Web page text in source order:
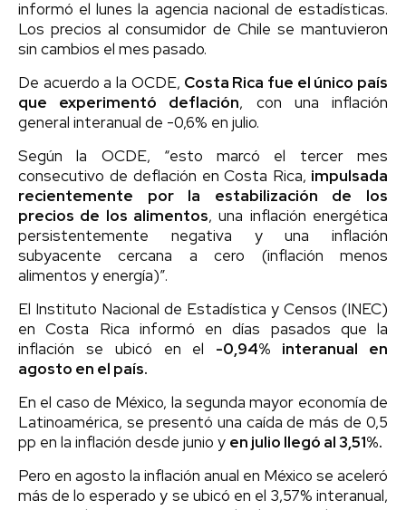
informó el lunes la agencia nacional de estadísticas.
Los precios al consumidor de Chile se mantuvieron
sin cambios el mes pasado.
De acuerdo a la OCDE, Costa Rica fue el único país
que experimentó deflación, con una inflación
general interanual de -0,6% en julio.
Según la OCDE, “esto marcó el tercer mes
consecutivo de deflación en Costa Rica, impulsada
recientemente por la estabilización de los
precios de los alimentos, una inflación energética
persistentemente negativa y una inflación
subyacente cercana a cero (inflación menos
alimentos y energía)”.
El Instituto Nacional de Estadística y Censos (INEC)
en Costa Rica informó en días pasados que la
inflación se ubicó en el -0,94% interanual en
agosto en el país.
En el caso de México, la segunda mayor economía de
Latinoamérica, se presentó una caída de más de 0,5
pp en la inflación desde junio y en julio llegó al 3,51%.
Pero en agosto la inflación anual en México se aceleró
más de lo esperado y se ubicó en el 3,57% interanual,